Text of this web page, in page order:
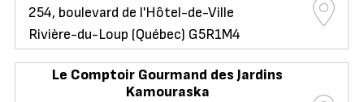
254, boulevard de l'Hôtel-de-Ville
Rivière-du-Loup (Québec) G5R1M4
Le Comptoir Gourmand des Jardins
Kamouraska